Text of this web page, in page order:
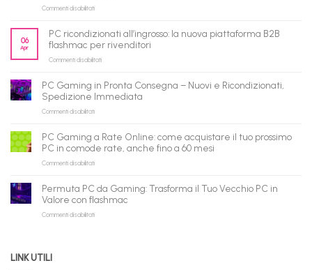
Commenti disabilitatisu
pronto
per
gli
AI:
il
tuo
assistente
può
fare
shopping
qui
06
Apr
PC ricondizionati all’ingrosso: la nuova piattaforma B2B
flashmac per rivenditori
Commenti disabilitatisu
ricondizionati
all’ingrosso:
la
B2B
flashmac
per
PC Gaming in Pronta Consegna – Nuovi e Ricondizionati,
Spedizione Immediata
Commenti disabilitatisu
Gaming
in
Pronta
Consegna
Nuovi
Ricondizionati,
Spedizione
PC Gaming a Rate Online: come acquistare il tuo prossimo
PC in comode rate, anche fino a 60 mesi
Commenti disabilitatisu
Gaming
a
Rate
Online:
Permuta PC da Gaming: Trasforma il Tuo Vecchio PC in
Valore con flashmac
Commenti disabilitatisu
LINK UTILI